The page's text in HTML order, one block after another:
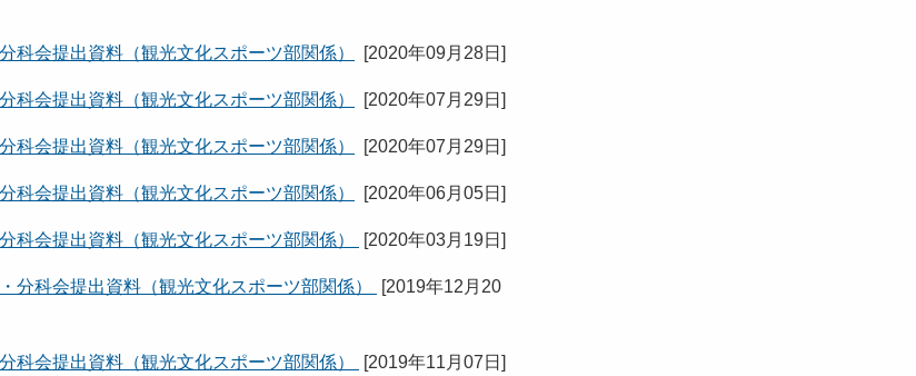
会提出資料（観光文化スポーツ部関係） [2020年09月28日 ]
会提出資料（観光文化スポーツ部関係） [2020年07月29日 ]
会提出資料（観光文化スポーツ部関係） [2020年07月29日 ]
会提出資料（観光文化スポーツ部関係） [2020年06月05日 ]
会提出資料（観光文化スポーツ部関係） [2020年03月19日 ]
科会提出資料（観光文化スポーツ部関係） [2019年12月20
会提出資料（観光文化スポーツ部関係） [2019年11月07日 ]